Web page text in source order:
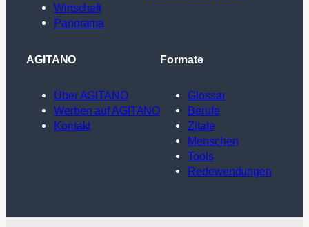
Wirtschaft
Panorama
AGITANO
Über AGITANO
Werben auf AGITANO
Kontakt
Formate
Glossar
Berufe
Zitate
Menschen
Tools
Redewendungen